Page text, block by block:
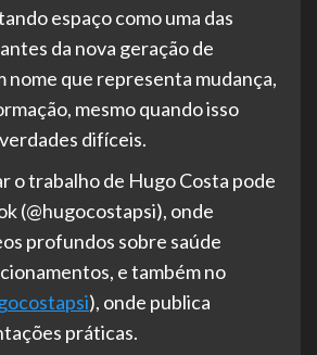
espaço como uma das
da nova geração de
nome que representa mudança,
mesmo quando isso
difíceis.
o trabalho de Hugo Costa pode
(@hugocostapsi), onde
profundos sobre saúde
e também no
), onde publica
práticas.